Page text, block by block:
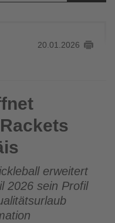
20.01.2026
Club an der
erweitert
2026 sein Profil